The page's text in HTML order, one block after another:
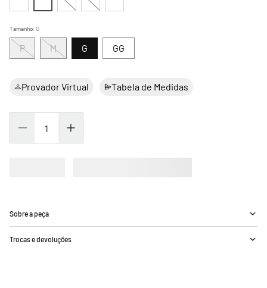
Tamanho: G
G GG
M
P
Provador Virtual Tabela de Medidas
Sobre a peça
Trocas e devoluções